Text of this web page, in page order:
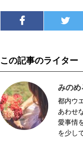
この記事のライター
みのめ
都内ウ
あわせ
愛事情
を少し